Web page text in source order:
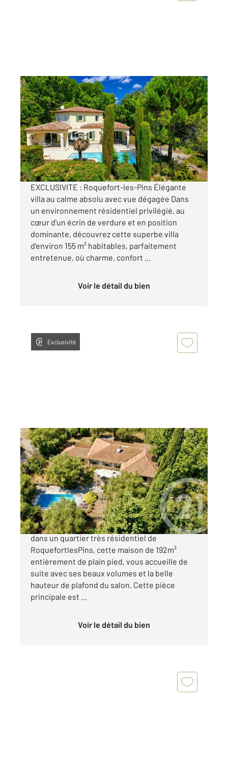
ROQUEFORT LES PINS 06
155,68 m2, 6 pièces
Ref : 29333
Maison à vendre
1 050 000 €
Visiter le site dédié
EXCLUSIVITE : Roquefort-les-Pins Élégante
villa au calme absolu avec vue dégagée Dans
un environnement résidentiel privilégié, au
cœur d'un écrin de verdure et en position
dominante, découvrez cette superbe villa
d'environ 155 m² habitables, parfaitement
entretenue, où charme, confort ...
Voir le détail du bien
Exclusivité
ROQUEFORT LES PINS 06
211,53 m2, 7 pièces
Ref : 8526
Maison à vendre
1 050 000 €
Roquefort les Pins : CO-EXCLUSIVITE Nichée
dans un quartier très résidentiel de
RoquefortlesPins, cette maison de 192m²
entièrement de plain pied, vous accueille de
suite avec ses beaux volumes et la belle
hauteur de plafond du salon. Cette pièce
principale est ...
Voir le détail du bien